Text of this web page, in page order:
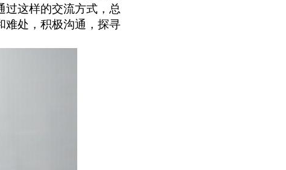
过这样的交流方式，总
难处，积极沟通，探寻